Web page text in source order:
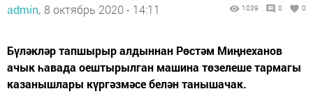
admin, 8 октябрь 2020 - 14:11 1039 0 0
Бүләкләр тапшырыр алдыннан Рөстәм Миңнеханов
ачык һавада оештырылган машина төзелеше тармагы
казанышлары күргәзмәсе белән танышачак.